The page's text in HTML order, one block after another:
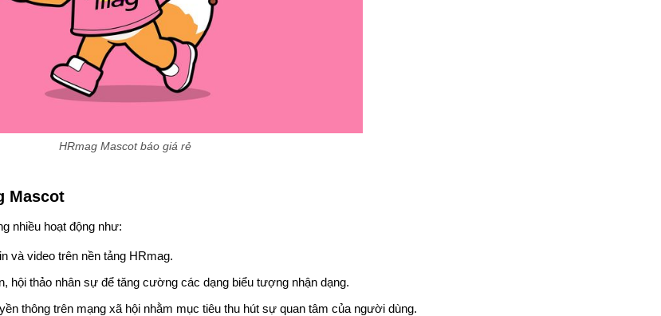
HRmag Mascot báo giá rẻ
Mascot
nhiều hoạt động như:
và video trên nền tảng HRmag.
thảo nhân sự để tăng cường các dạng biểu tượng nhận dạng.
thông trên mạng xã hội nhằm mục tiêu thu hút sự quan tâm của người dùng.